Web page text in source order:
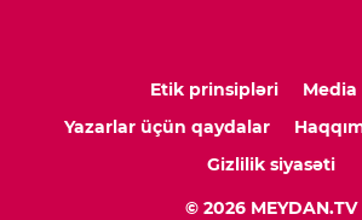
Etik prinsipləri
Yazarlar üçün qaydalar
Gizlilik siyasəti
© 2026 MEYDAN.TV